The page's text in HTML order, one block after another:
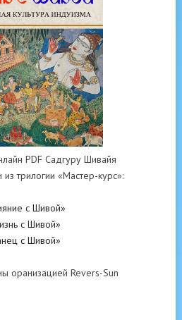
PDF Садгуру Шивайя
трилогии «Мастер-курс»:
с Шивой»
с Шивой»
с Шивой»
оранизацией Revers-Sun